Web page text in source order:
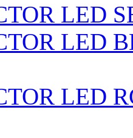
LED
LED
LED